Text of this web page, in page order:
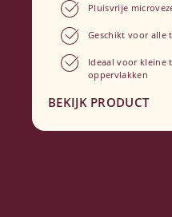
Pluisvrije
Geschikt voor alle
Ideaal voor kleine
oppervlakken
BEKIJK PRODUCT